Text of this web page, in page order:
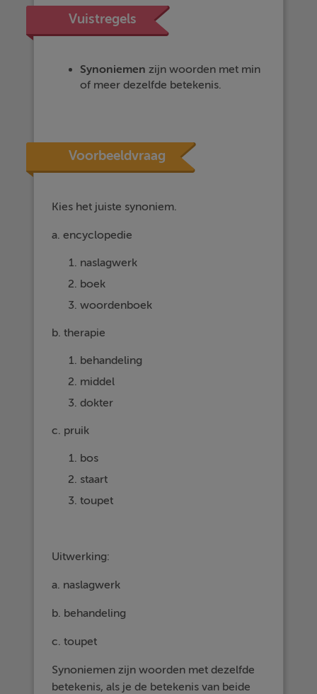
Vuistregels
Synoniemen zijn woorden met min
of meer dezelfde betekenis.
Voorbeeldvraag
Kies het juiste synoniem.
a. encyclopedie
naslagwerk
boek
woordenboek
b. therapie
behandeling
middel
dokter
c. pruik
bos
staart
toupet
Uitwerking:
a. naslagwerk
b. behandeling
c. toupet
Synoniemen zijn woorden met dezelfde
betekenis, als je de betekenis van beide